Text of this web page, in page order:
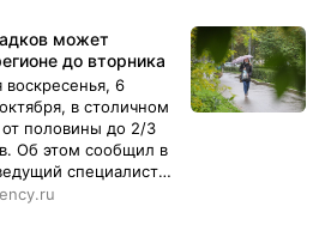
может
до вторника
6
в столичном
половины до 2/3
Об этом сообщил в
специалист
Леус. «В